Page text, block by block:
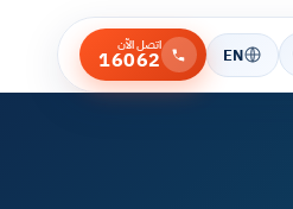
EN اتصل الآن
16062